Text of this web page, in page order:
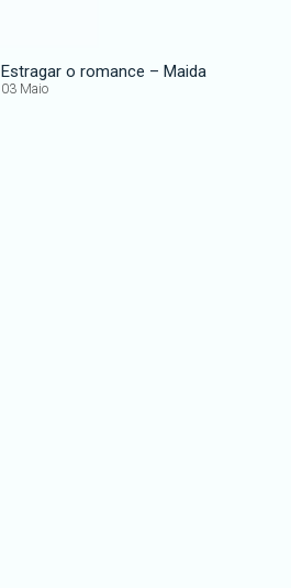
Estragar o romance – Maida
03 Maio